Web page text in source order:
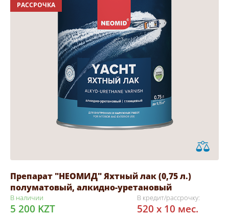
РАССРОЧКА
Препарат "НЕОМИД" Яхтный лак (0,75 л.)
полуматовый, алкидно-уретановый
В наличии
5 200 KZT
В кредит/рассрочку:
520 x 10 мес.